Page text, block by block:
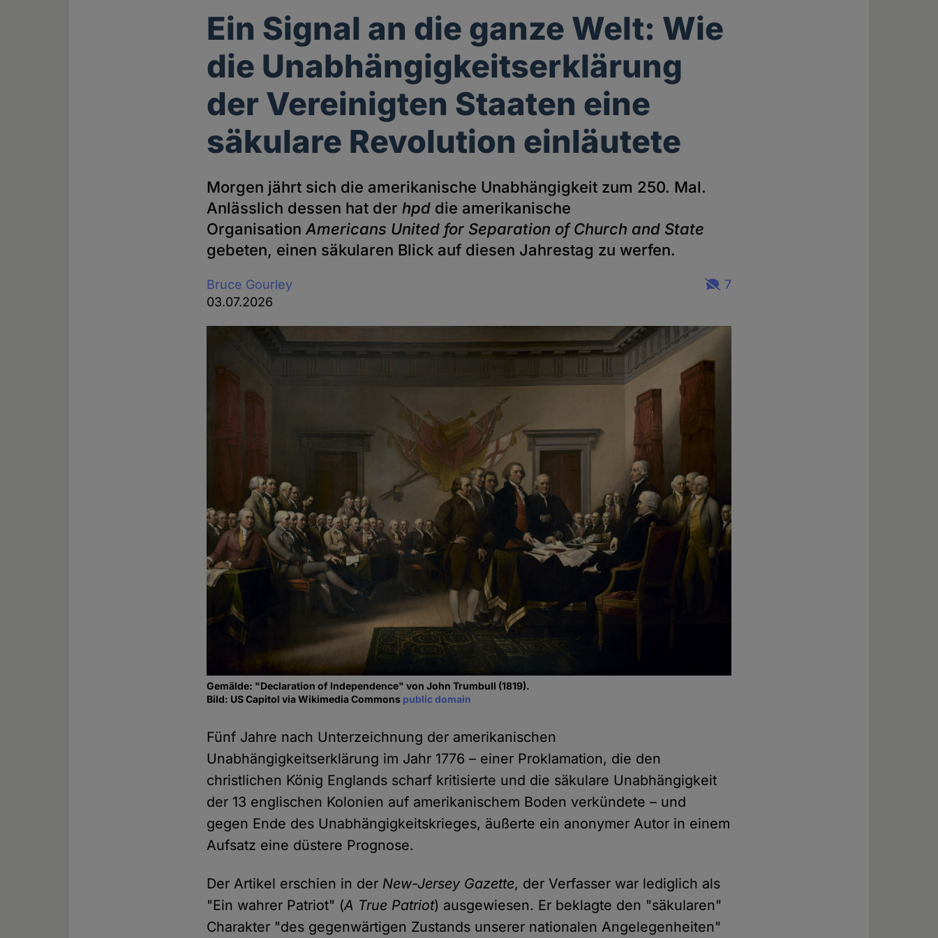
Ein Signal an die ganze Welt: Wie
die Unabhängigkeitserklärung
der Vereinigten Staaten eine
säkulare Revolution einläutete
Morgen jährt sich die amerikanische Unabhängigkeit zum 250. Mal.
Anlässlich dessen hat der hpd die amerikanische
OrganisationAmericans United for Separation of Church and State
gebeten, einen säkularen Blick auf diesen Jahrestag zu werfen.
Bruce Gourley
03.07.2026
7
Gemälde: "Declaration of Independence" von John Trumbull (1819).
Bild: US Capitol via Wikimedia Commons public domain
Fünf Jahre nach Unterzeichnung der amerikanischen
Unabhängigkeitserklärung im Jahr 1776 – einer Proklamation, die den
christlichen König Englands scharf kritisierte und die säkulare Unabhängigkeit
der 13 englischen Kolonien auf amerikanischem Boden verkündete – und
gegen Ende des Unabhängigkeitskrieges, äußerte ein anonymer Autor in einem
Aufsatz eine düstere Prognose.
Der Artikel erschien in der New-Jersey Gazette, der Verfasser war lediglich als
"Ein wahrer Patriot" (A True Patriot) ausgewiesen. Er beklagte den "säkularen"
Charakter "des gegenwärtigen Zustands unserer nationalen Angelegenheiten"